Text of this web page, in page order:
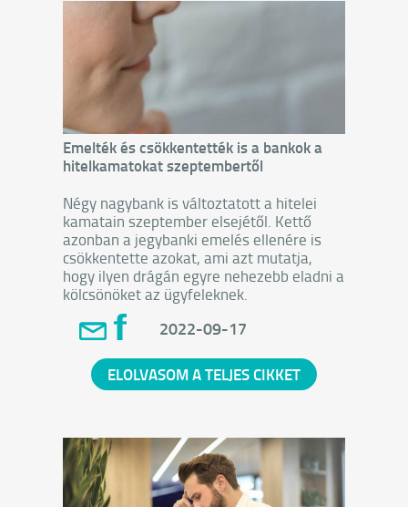
Emelték és csökkentették is a bankok a
hitelkamatokat szeptembertől
Négy nagybank is változtatott a hitelei
kamatain szeptember elsejétől. Kettő
azonban a jegybanki emelés ellenére is
csökkentette azokat, ami azt mutatja,
hogy ilyen drágán egyre nehezebb eladni a
kölcsönöket az ügyfeleknek.
2022-09-17
ELOLVASOM A TELJES CIKKET